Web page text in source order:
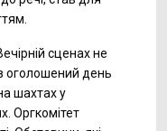
сценах не
оголошений день
шахтах у
Оргкомітет